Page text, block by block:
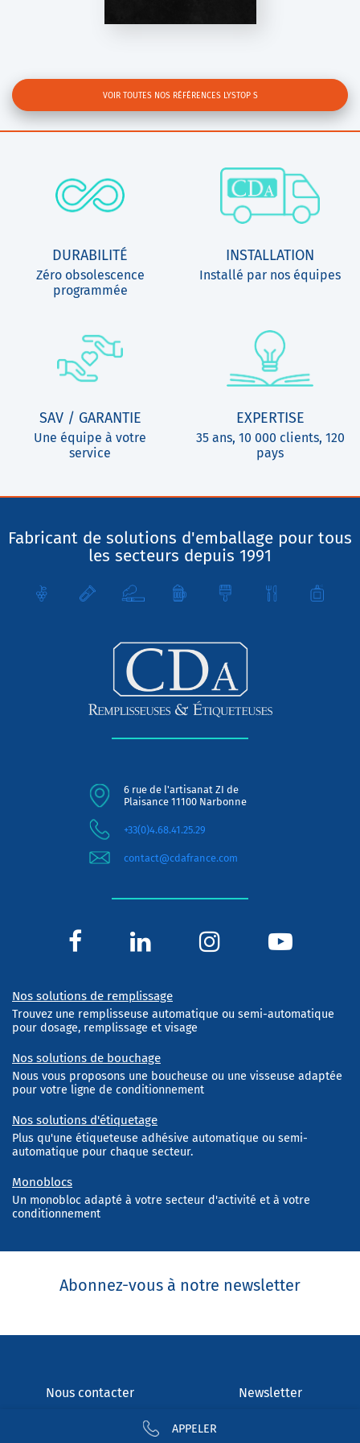
APPELER
VOIR TOUTES NOS RÉFÉRENCES LYSTOP S
DURABILITÉ
Zéro obsolescence
programmée
INSTALLATION
Installé par nos équipes
SAV / GARANTIE
Une équipe à votre
service
EXPERTISE
35 ans, 10 000 clients, 120
pays
Fabricant de solutions d'emballage pour tous
les secteurs depuis 1991
6 rue de l'artisanat ZI de
Plaisance 11100 Narbonne
+33(0)4.68.41.25.29
contact@cdafrance.com
Nos solutions de remplissage
Trouvez une remplisseuse automatique ou semi-automatique
pour dosage, remplissage et visage
Nos solutions de bouchage
Nous vous proposons une boucheuse ou une visseuse adaptée
pour votre ligne de conditionnement
Nos solutions d'étiquetage
Plus qu'une étiqueteuse adhésive automatique ou semi-
automatique pour chaque secteur.
Monoblocs
Un monobloc adapté à votre secteur d'activité et à votre
conditionnement
Abonnez-vous à notre newsletter
Nous contacter Newsletter